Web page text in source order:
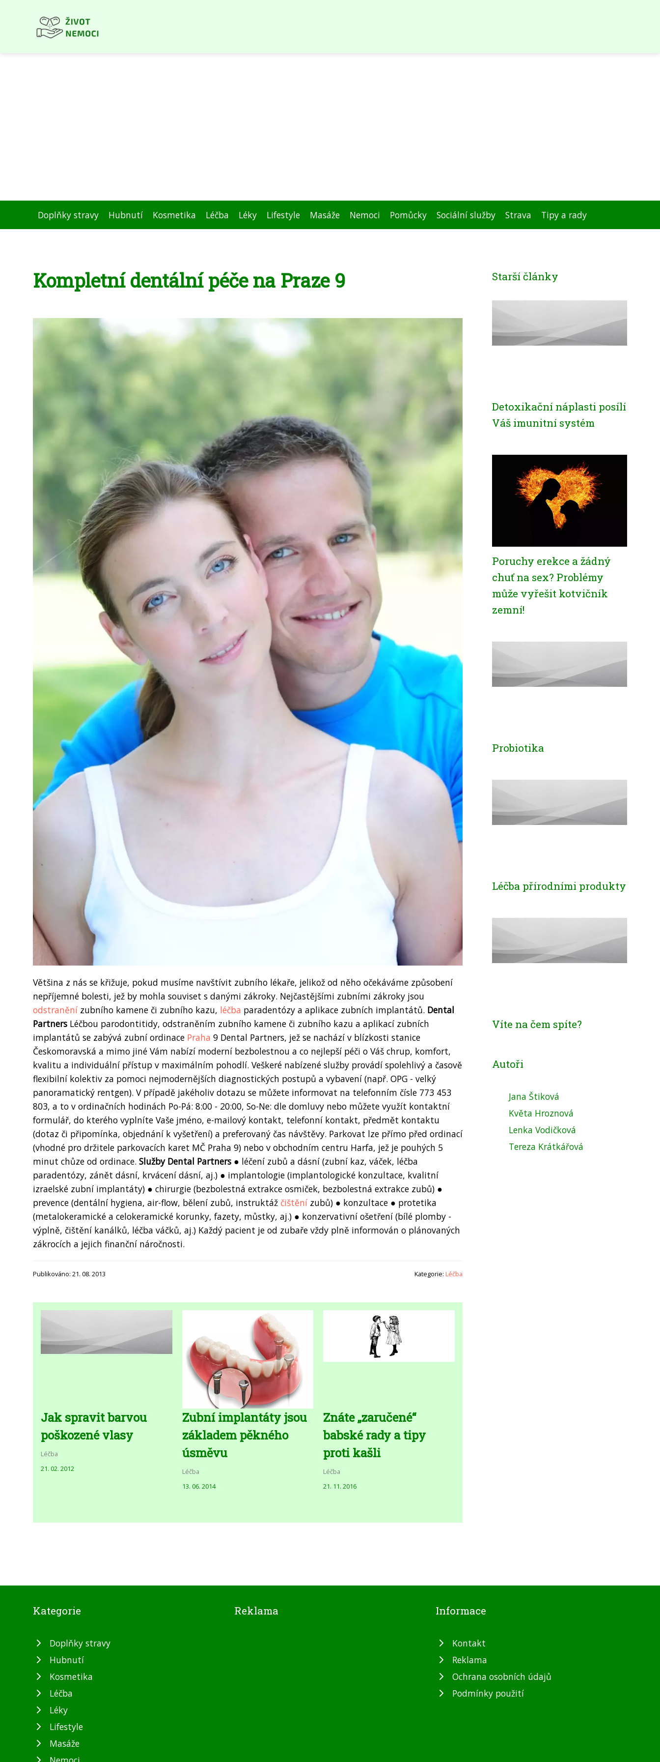
Doplňky stravy Hubnutí Kosmetika Léčba Léky Lifestyle Masáže Nemoci Pomůcky Sociální služby Strava Tipy a rady
Kompletní dentální péče na Praze 9
Většina z nás se křižuje, pokud musíme navštívit zubního lékaře, jelikož od něho očekáváme způsobení
nepříjemné bolesti, jež by mohla souviset s danými zákroky. Nejčastějšími zubními zákroky jsou
odstranění zubního kamene či zubního kazu, léčba paradentózy a aplikace zubních implantátů. Dental
Partners Léčbou parodontitidy, odstraněním zubního kamene či zubního kazu a aplikací zubních
implantátů se zabývá zubní ordinace Praha 9 Dental Partners, jež se nachází v blízkosti stanice
Českomoravská a mimo jiné Vám nabízí moderní bezbolestnou a co nejlepší péči o Váš chrup, komfort,
kvalitu a individuální přístup v maximálním pohodlí. Veškeré nabízené služby provádí spolehlivý a časově
flexibilní kolektiv za pomoci nejmodernějších diagnostických postupů a vybavení (např. OPG - velký
panoramatický rentgen). V případě jakéholiv dotazu se můžete informovat na telefonním čísle 773 453
803, a to v ordinačních hodinách Po-Pá: 8:00 - 20:00, So-Ne: dle domluvy nebo můžete využít kontaktní
formulář, do kterého vyplníte Vaše jméno, e-mailový kontakt, telefonní kontakt, předmět kontaktu
(dotaz či připomínka, objednání k vyšetření) a preferovaný čas návštěvy. Parkovat lze přímo před ordinací
(vhodné pro držitele parkovacích karet MČ Praha 9) nebo v obchodním centru Harfa, jež je pouhých 5
minut chůze od ordinace. Služby Dental Partners ● léčení zubů a dásní (zubní kaz, váček, léčba
paradentózy, zánět dásní, krvácení dásní, aj.) ● implantologie (implantologické konzultace, kvalitní
izraelské zubní implantáty) ● chirurgie (bezbolestná extrakce osmiček, bezbolestná extrakce zubů) ●
prevence (dentální hygiena, air-flow, bělení zubů, instruktáž čištění zubů) ● konzultace ● protetika
(metalokeramické a celokeramické korunky, fazety, můstky, aj.) ● konzervativní ošetření (bílé plomby -
výplně, čištění kanálků, léčba váčků, aj.) Každý pacient je od zubaře vždy plně informován o plánovaných
zákrocích a jejich finanční náročnosti.
Publikováno: 21. 08. 2013 Kategorie: Léčba
Jak spravit barvou
poškozené vlasy
Léčba
21. 02. 2012
Zubní implantáty jsou
základem pěkného
úsměvu
Léčba
13. 06. 2014
Znáte „zaručené“
babské rady a tipy
proti kašli
Léčba
21. 11. 2016
Starší články
Detoxikační náplasti posílí
Váš imunitní systém
Poruchy erekce a žádný
chuť na sex? Problémy
může vyřešit kotvičník
zemní!
Probiotika
Léčba přírodními produkty
Víte na čem spíte?
Autoři
Jana Štiková
Květa Hroznová
Lenka Vodičková
Tereza Krátkářová
Kategorie
Doplňky stravy
Hubnutí
Kosmetika
Léčba
Léky
Lifestyle
Masáže
Reklama Informace
Kontakt
Reklama
Ochrana osobních údajů
Podmínky použití